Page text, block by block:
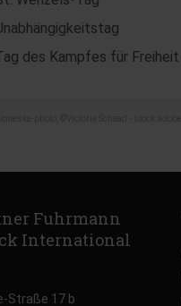
des Kampfes für
Fuhrmann
International
Straße 17 b